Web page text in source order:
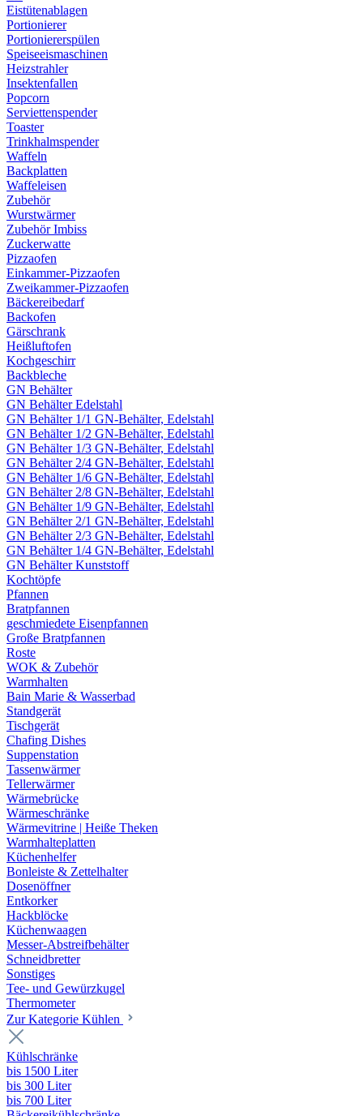
Eistütenablagen
Portionierer
Portioniererspülen
Speiseeismaschinen
Heizstrahler
Insektenfallen
Popcorn
Serviettenspender
Toaster
Trinkhalmspender
Waffeln
Backplatten
Waffeleisen
Zubehör
Wurstwärmer
Zubehör Imbiss
Zuckerwatte
Pizzaofen
Einkammer-Pizzaofen
Zweikammer-Pizzaofen
Bäckereibedarf
Backofen
Gärschrank
Heißluftofen
Kochgeschirr
Backbleche
GN Behälter
GN Behälter Edelstahl
GN Behälter 1/1 GN-Behälter, Edelstahl
GN Behälter 1/2 GN-Behälter, Edelstahl
GN Behälter 1/3 GN-Behälter, Edelstahl
GN Behälter 2/4 GN-Behälter, Edelstahl
GN Behälter 1/6 GN-Behälter, Edelstahl
GN Behälter 2/8 GN-Behälter, Edelstahl
GN Behälter 1/9 GN-Behälter, Edelstahl
GN Behälter 2/1 GN-Behälter, Edelstahl
GN Behälter 2/3 GN-Behälter, Edelstahl
GN Behälter 1/4 GN-Behälter, Edelstahl
GN Behälter Kunststoff
Kochtöpfe
Pfannen
Bratpfannen
geschmiedete Eisenpfannen
Große Bratpfannen
Roste
WOK & Zubehör
Warmhalten
Bain Marie & Wasserbad
Standgerät
Tischgerät
Chafing Dishes
Suppenstation
Tassenwärmer
Tellerwärmer
Wärmebrücke
Wärmeschränke
Wärmevitrine | Heiße Theken
Warmhalteplatten
Küchenhelfer
Bonleiste & Zettelhalter
Dosenöffner
Entkorker
Hackblöcke
Küchenwaagen
Messer-Abstreifbehälter
Schneidbretter
Sonstiges
Tee- und Gewürzkugel
Thermometer
Zur Kategorie Kühlen
Kühlschränke
bis 1500 Liter
bis 300 Liter
bis 700 Liter